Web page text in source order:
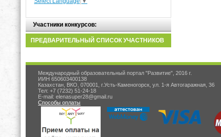
Участники конкурсов:
ПРЕДВАРИТЕЛЬНЫЙ СПИСОК УЧАСТНИКОВ
Международный образовательный портал "Развитие", 2016 г.
ИИН 650603400138
Казахстан, ВКО, 070001, г.Усть-Каменогорск, ул. 1-я Автогаражная, 36
Тел: +7 (7232) 51-24-18
E-mail: elenasuper28@gmail.ru
Способы оплаты